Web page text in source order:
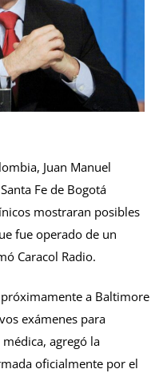
Juan Manuel
Fe de Bogotá
mostraran posibles
fue operado de un
Caracol Radio.
a Baltimore
exámenes para
agregó la
oficialmente por el